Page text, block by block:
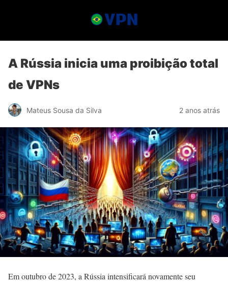
A Rússia inicia uma proibição total
de VPNs
Mateus Sousa da Silva 2 anos atrás
Em outubro de 2023, a Rússia intensificará novamente seu